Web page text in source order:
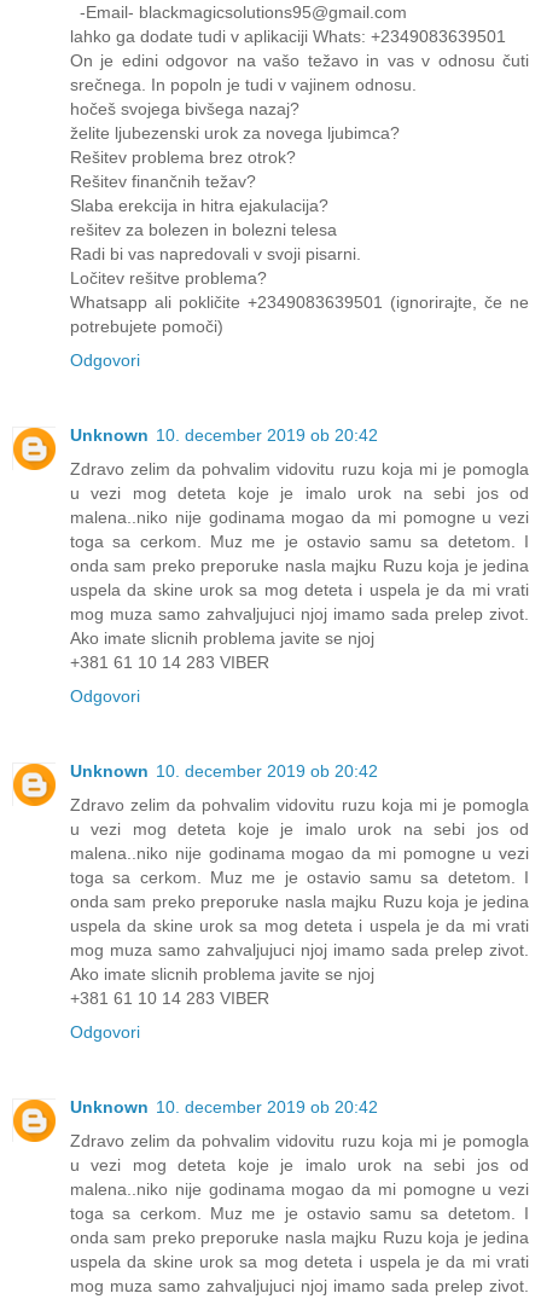
-Email- blackmagicsolutions95@gmail.com
lahko ga dodate tudi v aplikaciji Whats: +2349083639501
On je edini odgovor na vašo težavo in vas v odnosu čuti
srečnega. In popoln je tudi v vajinem odnosu.
hočeš svojega bivšega nazaj?
želite ljubezenski urok za novega ljubimca?
Rešitev problema brez otrok?
Rešitev finančnih težav?
Slaba erekcija in hitra ejakulacija?
rešitev za bolezen in bolezni telesa
Radi bi vas napredovali v svoji pisarni.
Ločitev rešitve problema?
Whatsapp ali pokličite +2349083639501 (ignorirajte, če ne
potrebujete pomoči)
Odgovori
Unknown 10. december 2019 ob 20:42
Zdravo zelim da pohvalim vidovitu ruzu koja mi je pomogla
u vezi mog deteta koje je imalo urok na sebi jos od
malena..niko nije godinama mogao da mi pomogne u vezi
toga sa cerkom. Muz me je ostavio samu sa detetom. I
onda sam preko preporuke nasla majku Ruzu koja je jedina
uspela da skine urok sa mog deteta i uspela je da mi vrati
mog muza samo zahvaljujuci njoj imamo sada prelep zivot.
Ako imate slicnih problema javite se njoj
+381 61 10 14 283 VIBER
Odgovori
Unknown 10. december 2019 ob 20:42
Zdravo zelim da pohvalim vidovitu ruzu koja mi je pomogla
u vezi mog deteta koje je imalo urok na sebi jos od
malena..niko nije godinama mogao da mi pomogne u vezi
toga sa cerkom. Muz me je ostavio samu sa detetom. I
onda sam preko preporuke nasla majku Ruzu koja je jedina
uspela da skine urok sa mog deteta i uspela je da mi vrati
mog muza samo zahvaljujuci njoj imamo sada prelep zivot.
Ako imate slicnih problema javite se njoj
+381 61 10 14 283 VIBER
Odgovori
Unknown 10. december 2019 ob 20:42
Zdravo zelim da pohvalim vidovitu ruzu koja mi je pomogla
u vezi mog deteta koje je imalo urok na sebi jos od
malena..niko nije godinama mogao da mi pomogne u vezi
toga sa cerkom. Muz me je ostavio samu sa detetom. I
onda sam preko preporuke nasla majku Ruzu koja je jedina
uspela da skine urok sa mog deteta i uspela je da mi vrati
mog muza samo zahvaljujuci njoj imamo sada prelep zivot.